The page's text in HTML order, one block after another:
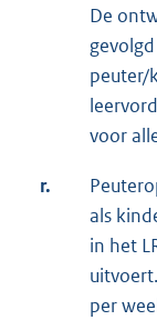
De
peuter/
voor
r.
als
in het
per